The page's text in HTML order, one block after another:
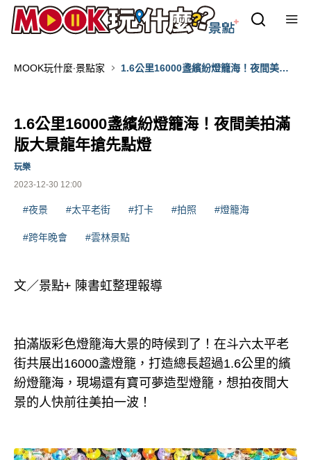
MOOK玩什麼‧景點家
1.6公里16000盞繽紛燈籠海！夜間美拍
1.6公里16000盞繽紛燈籠海！夜間美拍滿
版大景龍年搶先點燈
2023-12-30 12:00
玩樂
#夜景 #太平老街 #打卡 #拍照 #燈籠海
#跨年晚會 #雲林景點
文／景點+ 陳書虹整理報導
拍滿版彩色燈籠海大景的時候到了！在斗六太平老
街共展出16000盞燈籠，打造總長超過1.6公里的繽
紛燈籠海，現場還有寶可夢造型燈籠，想拍夜間大
景的人快前往美拍一波！